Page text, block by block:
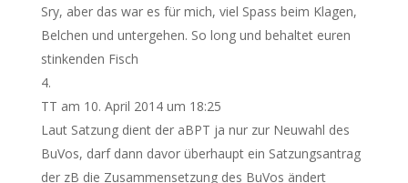
Sry, aber das war es für mich, viel Spass beim Klagen,
Belchen und untergehen. So long und behaltet euren
stinkenden Fisch
TT am 10. April 2014 um 18:25
Laut Satzung dient der aBPT ja nur zur Neuwahl des
BuVos, darf dann davor überhaupt ein Satzungsantrag
der zB die Zusammensetzung des BuVos ändert